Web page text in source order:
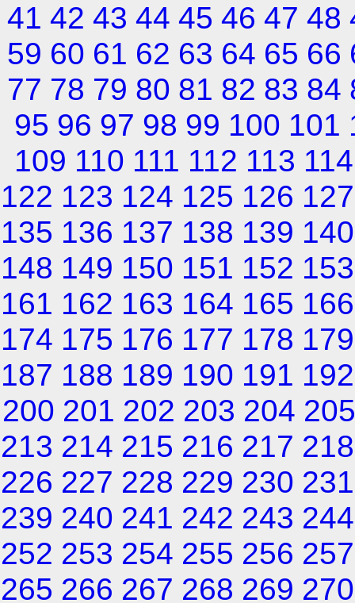
41 42 43 44 45 46 47 48
59 60 61 62 63 64 65 66
77 78 79 80 81 82 83 84
95 96 97 98 99 100 101
109 110 111 112 113 114
122 123 124 125 126 127
135 136 137 138 139 140
148 149 150 151 152 153
161 162 163 164 165 166
174 175 176 177 178 179
187 188 189 190 191 192
200 201 202 203 204 205
213 214 215 216 217 218
226 227 228 229 230 231
239 240 241 242 243 244
252 253 254 255 256 257
265 266 267 268 269 270